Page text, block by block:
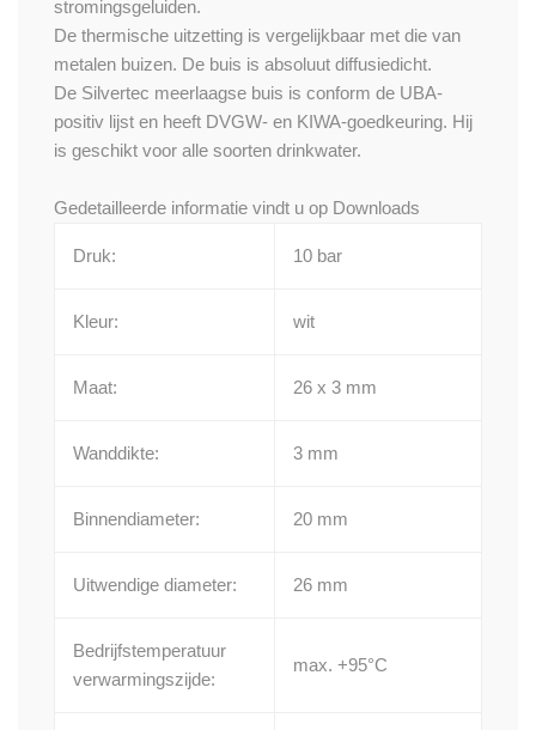
stromingsgeluiden.
De thermische uitzetting is vergelijkbaar met die van
metalen buizen. De buis is absoluut diffusiedicht.
De Silvertec meerlaagse buis is conform de UBA-
positiv lijst en heeft DVGW- en KIWA-goedkeuring. Hij
is geschikt voor alle soorten drinkwater.
Gedetailleerde informatie vindt u op Downloads
Druk: 10 bar
Kleur: wit
Maat: 26 x 3 mm
Wanddikte: 3 mm
Binnendiameter: 20 mm
Uitwendige diameter: 26 mm
Bedrijfstemperatuur
verwarmingszijde:
max. +95°C